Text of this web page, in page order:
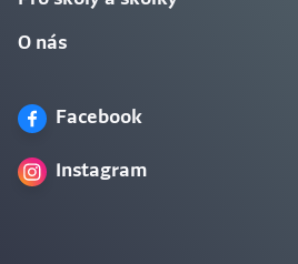
O nás
Facebook
Instagram